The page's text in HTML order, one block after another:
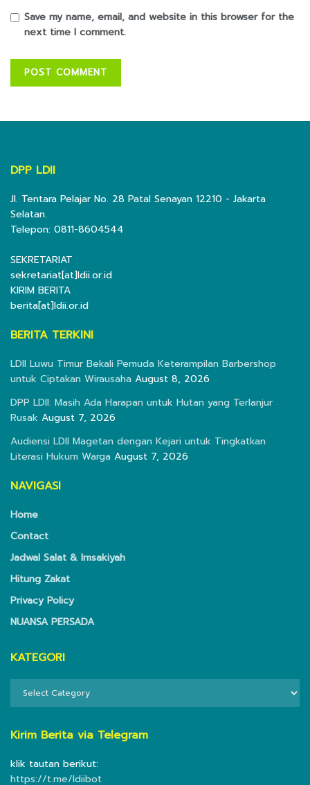
Save my name, email, and website in this browser for the
next time I comment.
DPP LDII
Jl. Tentara Pelajar No. 28 Patal Senayan 12210 - Jakarta
Selatan.
Telepon: 0811-8604544
SEKRETARIAT
sekretariat[at]ldii.or.id
KIRIM BERITA
berita[at]ldii.or.id
BERITA TERKINI
LDII Luwu Timur Bekali Pemuda Keterampilan Barbershop
untuk Ciptakan Wirausaha August 8, 2026
DPP LDII: Masih Ada Harapan untuk Hutan yang Terlanjur
Rusak August 7, 2026
Audiensi LDII Magetan dengan Kejari untuk Tingkatkan
Literasi Hukum Warga August 7, 2026
NAVIGASI
Home
Contact
Jadwal Salat & Imsakiyah
Hitung Zakat
Privacy Policy
NUANSA PERSADA
KATEGORI
KATEGORI
Kirim Berita via Telegram
klik tautan berikut:
https://t.me/ldiibot